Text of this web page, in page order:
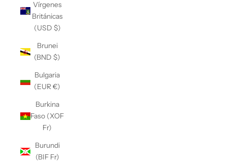
Vírgenes
Británicas
(USD $)
Brunei
(BND $)
Bulgaria
(EUR €)
Burkina
Faso (XOF
Fr)
Burundi
(BIF Fr)